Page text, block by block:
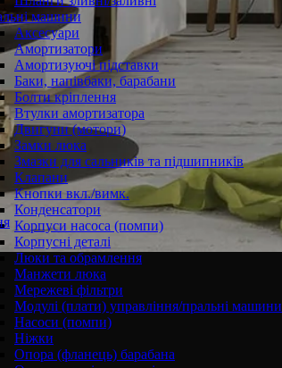
машини
Аксесуари
Амортизатори
Амортизуючі підставки
Баки, напівбаки, барабани
Болти кріплення
Втулки амортизатора
Двигуни (мотори)
Замки люка
Змазки для сальників та підшипників
Клапани
Кнопки вкл./вимк.
Конденсатори
Корпуси насоса (помпи)
Корпусні деталі
Люки та обрамлення
Манжети люка
Мережеві фільтри
Модулі (плати) управління/пральні машини
Насоси (помпи)
Ніжки
Опора (фланець) барабана